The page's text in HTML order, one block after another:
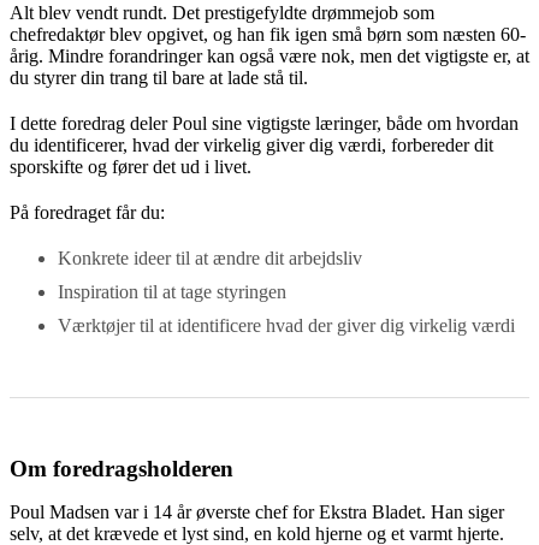
Alt blev vendt rundt. Det prestigefyldte drømmejob som
chefredaktør blev opgivet, og han fik igen små børn som næsten 60-
årig. Mindre forandringer kan også være nok, men det vigtigste er, at
du styrer din trang til bare at lade stå til.
I dette foredrag deler Poul sine vigtigste læringer, både om hvordan
du identificerer, hvad der virkelig giver dig værdi, forbereder dit
sporskifte og fører det ud i livet.
På foredraget får du:
Konkrete ideer til at ændre dit arbejdsliv
Inspiration til at tage styringen
Værktøjer til at identificere hvad der giver dig virkelig værdi
Om foredragsholderen
Poul Madsen var i 14 år øverste chef for Ekstra Bladet. Han siger
selv, at det krævede et lyst sind, en kold hjerne og et varmt hjerte.